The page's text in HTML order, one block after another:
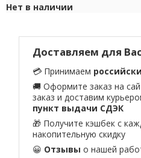
Нет в наличии
Доставляем для
💳 Принимаем
🚚 Оформите заказ на
заказ и доставим
пункт выдачи СДЭК
🎁 Получите кэшбек с
накопительную скидку
😀 Отзывы о нашей